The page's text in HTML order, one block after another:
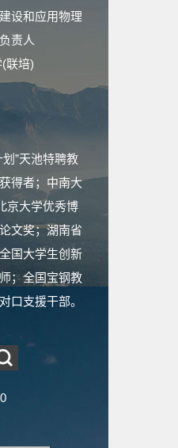
设和应用物理
责人
联培)
”天池特聘教
得者；中南大
京大学优秀博
文奖；湖南省
国大学生创新
；全国宝钢教
口支援干部。